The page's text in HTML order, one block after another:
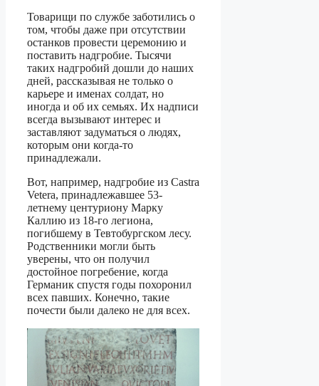
Товарищи по службе заботились о
том, чтобы даже при отсутствии
останков провести церемонию и
поставить надгробие. Тысячи
таких надгробий дошли до наших
дней, рассказывая не только о
карьере и именах солдат, но
иногда и об их семьях. Их надписи
всегда вызывают интерес и
заставляют задуматься о людях,
которым они когда-то
принадлежали.
Вот, например, надгробие из Castra
Vetera, принадлежавшее 53-
летнему центуриону Марку
Каллию из 18-го легиона,
погибшему в Тевтобургском лесу.
Родственники могли быть
уверены, что он получил
достойное погребение, когда
Германик спустя годы похоронил
всех павших. Конечно, такие
почести были далеко не для всех.